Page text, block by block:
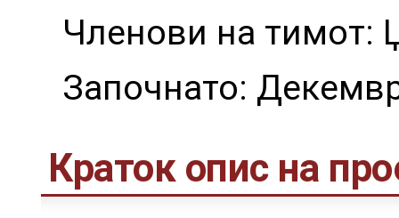
Членови на тимот:
Започнато:
Краток опис на